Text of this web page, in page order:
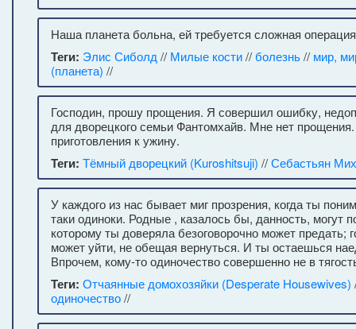
Наша планета больна, ей требуется сложная
Теги: Элис Сиболд // Милые кости//болезнь// мир,
(планета) //
Господин, прошу прощения. Я совершил ошибку,
для дворецкого семьи Фантомхайв. Мне нет
приготовления к ужину.
Теги: Тёмный дворецкий (Kuroshitsuji) //Себастьян
У каждого из нас бывает миг прозрения, когда ты
таки одиноки. Родные , казалось бы, данность, могут
которому ты доверяла безоговорочно может предать;
может уйти, не обещая вернуться. И ты остаешься
Впрочем, кому-то одиночество совершенно не в
Теги: Отчаянные домохозяйки (Desperate Housewives)
одиночество//